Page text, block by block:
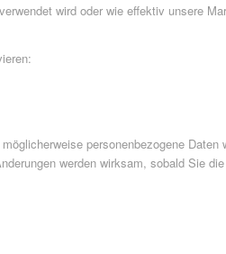
wird oder wie effektiv unsere
personenbezogene
werden wirksam, sobald Sie